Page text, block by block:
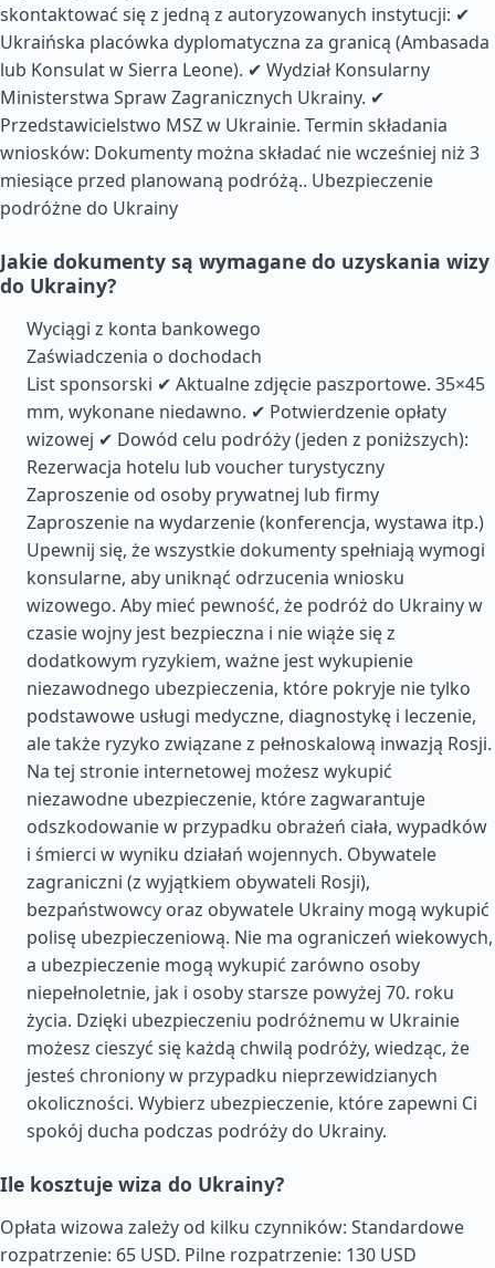
skontaktować się z jedną z autoryzowanych instytucji: ✔
Ukraińska placówka dyplomatyczna za granicą (Ambasada
lub Konsulat w Sierra Leone). ✔ Wydział Konsularny
Ministerstwa Spraw Zagranicznych Ukrainy. ✔
Przedstawicielstwo MSZ w Ukrainie. Termin składania
wniosków: Dokumenty można składać nie wcześniej niż 3
miesiące przed planowaną podróżą.. Ubezpieczenie
podróżne do Ukrainy
Jakie dokumenty są wymagane do uzyskania wizy
do Ukrainy?
Wyciągi z konta bankowego
Zaświadczenia o dochodach
List sponsorski ✔ Aktualne zdjęcie paszportowe. 35×45
mm, wykonane niedawno. ✔ Potwierdzenie opłaty
wizowej ✔ Dowód celu podróży (jeden z poniższych):
Rezerwacja hotelu lub voucher turystyczny
Zaproszenie od osoby prywatnej lub firmy
Zaproszenie na wydarzenie (konferencja, wystawa itp.)
Upewnij się, że wszystkie dokumenty spełniają wymogi
konsularne, aby uniknąć odrzucenia wniosku
wizowego. Aby mieć pewność, że podróż do Ukrainy w
czasie wojny jest bezpieczna i nie wiąże się z
dodatkowym ryzykiem, ważne jest wykupienie
niezawodnego ubezpieczenia, które pokryje nie tylko
podstawowe usługi medyczne, diagnostykę i leczenie,
ale także ryzyko związane z pełnoskalową inwazją Rosji.
Na tej stronie internetowej możesz wykupić
niezawodne ubezpieczenie, które zagwarantuje
odszkodowanie w przypadku obrażeń ciała, wypadków
i śmierci w wyniku działań wojennych. Obywatele
zagraniczni (z wyjątkiem obywateli Rosji),
bezpaństwowcy oraz obywatele Ukrainy mogą wykupić
polisę ubezpieczeniową. Nie ma ograniczeń wiekowych,
a ubezpieczenie mogą wykupić zarówno osoby
niepełnoletnie, jak i osoby starsze powyżej 70. roku
życia. Dzięki ubezpieczeniu podróżnemu w Ukrainie
możesz cieszyć się każdą chwilą podróży, wiedząc, że
jesteś chroniony w przypadku nieprzewidzianych
okoliczności. Wybierz ubezpieczenie, które zapewni Ci
spokój ducha podczas podróży do Ukrainy.
Ile kosztuje wiza do Ukrainy?
Opłata wizowa zależy od kilku czynników: Standardowe
rozpatrzenie: 65 USD. Pilne rozpatrzenie: 130 USD